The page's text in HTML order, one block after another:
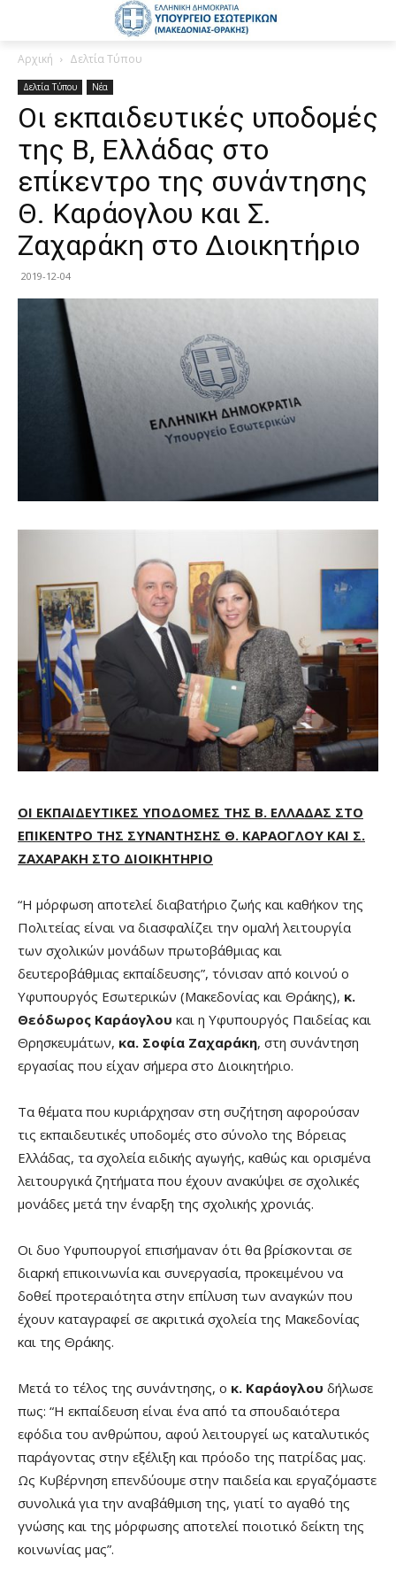
Αρχική Δελτία Τύπου
Δελτία Τύπου Νέα
Οι εκπαιδευτικές υποδομές
της Β, Ελλάδας στο
επίκεντρο της συνάντησης
Θ. Καράογλου και Σ.
Ζαχαράκη στο Διοικητήριο
2019-12-04
ΟΙ ΕΚΠΑΙΔΕΥΤΙΚΕΣ ΥΠΟΔΟΜΕΣ ΤΗΣ Β. ΕΛΛΑΔΑΣ ΣΤΟ
ΕΠΙΚΕΝΤΡΟ ΤΗΣ ΣΥΝΑΝΤΗΣΗΣ Θ. ΚΑΡΑΟΓΛΟΥ ΚΑΙ Σ.
ΖΑΧΑΡΑΚΗ ΣΤΟ ΔΙΟΙΚΗΤΗΡΙΟ
“Η μόρφωση αποτελεί διαβατήριο ζωής και καθήκον της
Πολιτείας είναι να διασφαλίζει την ομαλή λειτουργία
των σχολικών μονάδων πρωτοβάθμιας και
δευτεροβάθμιας εκπαίδευσης”, τόνισαν από κοινού ο
Υφυπουργός Εσωτερικών (Μακεδονίας και Θράκης), κ.
Θεόδωρος Καράογλου και η Υφυπουργός Παιδείας και
Θρησκευμάτων, κα. Σοφία Ζαχαράκη, στη συνάντηση
εργασίας που είχαν σήμερα στο Διοικητήριο.
Τα θέματα που κυριάρχησαν στη συζήτηση αφορούσαν
τις εκπαιδευτικές υποδομές στο σύνολο της Βόρειας
Ελλάδας, τα σχολεία ειδικής αγωγής, καθώς και ορισμένα
λειτουργικά ζητήματα που έχουν ανακύψει σε σχολικές
μονάδες μετά την έναρξη της σχολικής χρονιάς.
Οι δυο Υφυπουργοί επισήμαναν ότι θα βρίσκονται σε
διαρκή επικοινωνία και συνεργασία, προκειμένου να
δοθεί προτεραιότητα στην επίλυση των αναγκών που
έχουν καταγραφεί σε ακριτικά σχολεία της Μακεδονίας
και της Θράκης.
Μετά το τέλος της συνάντησης, ο κ. Καράογλου δήλωσε
πως: “Η εκπαίδευση είναι ένα από τα σπουδαιότερα
εφόδια του ανθρώπου, αφού λειτουργεί ως καταλυτικός
παράγοντας στην εξέλιξη και πρόοδο της πατρίδας μας.
Ως Κυβέρνηση επενδύουμε στην παιδεία και εργαζόμαστε
συνολικά για την αναβάθμιση της, γιατί το αγαθό της
γνώσης και της μόρφωσης αποτελεί ποιοτικό δείκτη της
κοινωνίας μας”.